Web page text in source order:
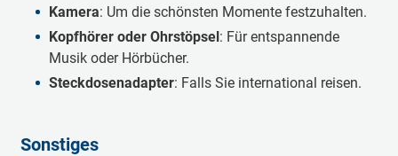
Kamera: Um die schönsten Momente festzuhalten.
Kopfhörer oder Ohrstöpsel: Für entspannende
Musik oder Hörbücher.
Steckdosenadapter: Falls Sie international reisen.
Sonstiges